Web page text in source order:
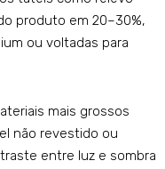
produto em 20–30%,
ou voltadas para
mais grossos
não revestido ou
entre luz e sombra